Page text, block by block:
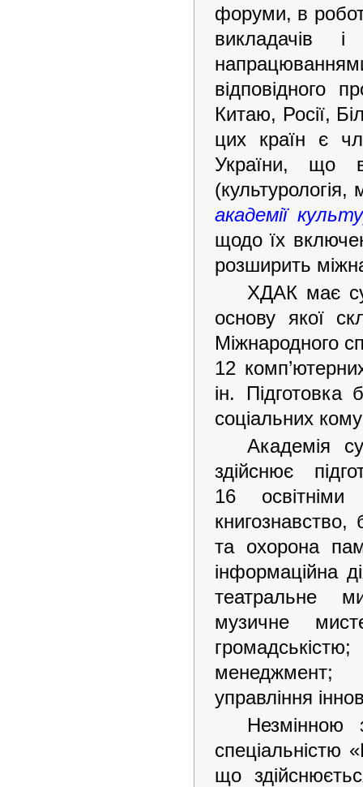
форуми, в
викладачів
відповідного
Китаю, Росії,
цих країн є
України, що
академії
щодо їх
розширить
ХДАК має
основу якої
Міжнародного
12
ін. Підготовка
соціальних
Академія
здійснює
16 освітніми
книгознавство,
та охорона
інформаційна
театральне
музичне
менеджмент;
управління
Незмінною
спеціальністю
що